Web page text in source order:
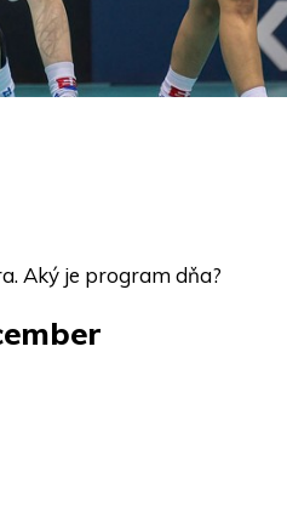
Aký je program dňa?